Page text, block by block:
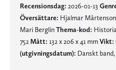
Recensionsdag: 2026-01-13
Översättare: Hjalmar Mårtenson
Mari BerglinThema-kod:
752 Mått: 132 x 206 x 41 mmVikt:
(utgivningsdatum): Danskt band,